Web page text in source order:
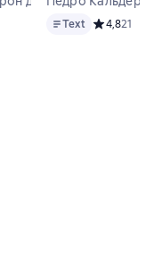
verfügbar4,6 на основе 41
TextText Средний
4,821